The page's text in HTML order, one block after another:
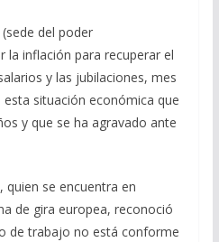
del poder
la inflación para recuperar el
y las jubilaciones, mes
situación económica que
y que se ha agravado ante
quien se encuentra en
de gira europea, reconoció
de trabajo no está conforme